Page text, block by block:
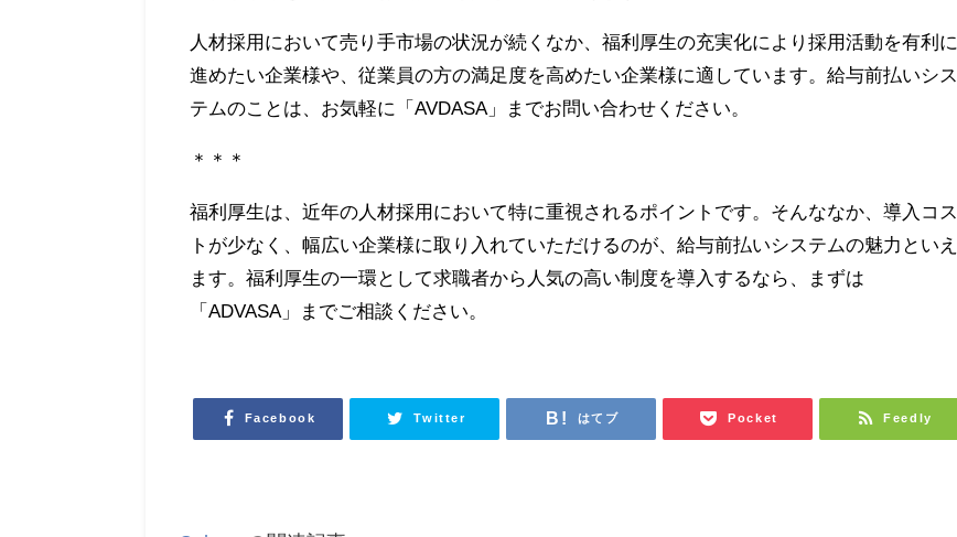
人材採用において売り手市場の状況が続くなか、福利厚生の充実化により採用活動を有利に
進めたい企業様や、従業員の方の満足度を高めたい企業様に適しています。給与前払いシス
テムのことは、お気軽に「AVDASA」までお問い合わせください。
＊＊＊
福利厚生は、近年の人材採用において特に重視されるポイントです。そんななか、導入コス
トが少なく、幅広い企業様に取り入れていただけるのが、給与前払いシステムの魅力といえ
ます。福利厚生の一環として求職者から人気の高い制度を導入するなら、まずは
「ADVASA」までご相談ください。
Facebook Twitter はてブ Pocket Feedly